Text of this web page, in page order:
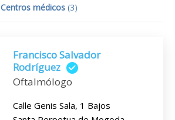
Centros médicos (3)
Francisco Salvador
Rodríguez
Oftalmólogo
Calle Genis Sala, 1 Bajos